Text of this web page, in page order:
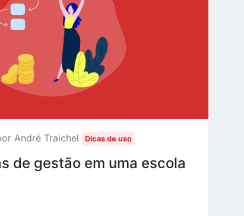
André Traichel Dicas de uso
de gestão em uma escola